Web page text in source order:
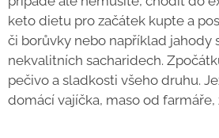
keto dietu pro začátek kupte a
či borůvky nebo například jahody
nekvalitních sacharidech.
pečivo a sladkosti všeho druhu.
domácí vajíčka, maso od